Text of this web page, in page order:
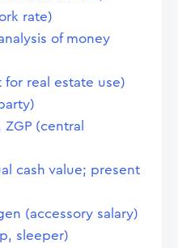
rate)
of money
real estate use)
(central
cash value; present
(accessory salary)
sleeper)